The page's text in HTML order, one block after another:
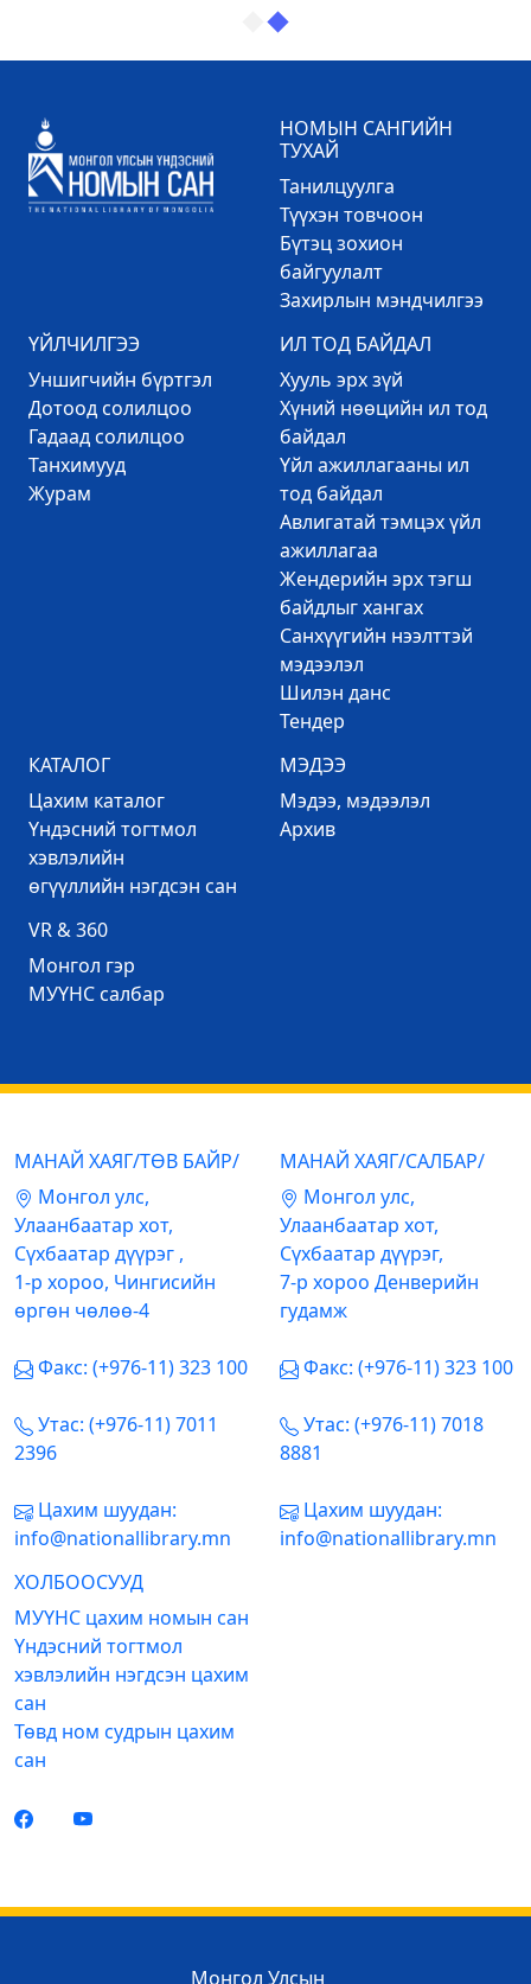
НОМЫН САНГИЙН
ТУХАЙ
Танилцуулга
Түүхэн товчоон
Бүтэц зохион
байгуулалт
Захирлын мэндчилгээ
ҮЙЛЧИЛГЭЭ
Уншигчийн бүртгэл
Дотоод солилцоо
Гадаад солилцоо
Танхимууд
Журам
ИЛ ТОД БАЙДАЛ
Хууль эрх зүй
Хүний нөөцийн ил тод
байдал
Үйл ажиллагааны ил
тод байдал
Авлигатай тэмцэх үйл
ажиллагаа
Жендерийн эрх тэгш
байдлыг хангах
Санхүүгийн нээлттэй
мэдээлэл
Шилэн данс
Тендер
КАТАЛОГ
Цахим каталог
Үндэсний тогтмол
хэвлэлийн
өгүүллийн нэгдсэн сан
МЭДЭЭ
Mэдээ, мэдээлэл
Архив
VR & 360
Mонгол гэр
МУҮНС салбар
МАНАЙ ХАЯГ/ТӨВ БАЙР/
Mонгол улс,
Улаанбаатар хот,
Сүхбаатар дүүрэг ,
1-р хороо, Чингисийн
өргөн чөлөө-4
Факс: (+976-11) 323 100
Утас: (+976-11) 7011
2396
Цахим шуудан:
info@nationallibrary.mn
МАНАЙ ХАЯГ/САЛБАР/
Mонгол улс,
Улаанбаатар хот,
Сүхбаатар дүүрэг,
7-р хороо Денверийн
гудамж
Факс: (+976-11) 323 100
Утас: (+976-11) 7018
8881
Цахим шуудан:
info@nationallibrary.mn
ХОЛБООСУУД
МУҮНС цахим номын сан
Үндэсний тогтмол
хэвлэлийн нэгдсэн цахим
сан
Төвд ном судрын цахим
сан
Монгол Улсын